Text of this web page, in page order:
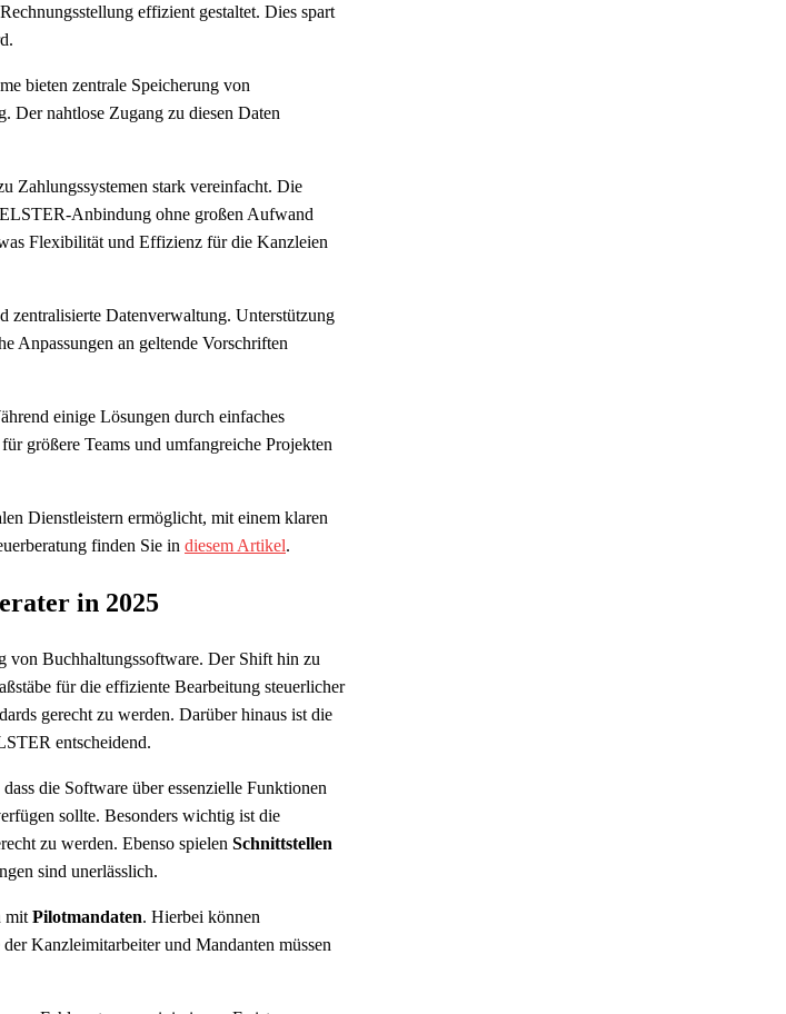
effizient gestaltet. Dies spart
bieten zentrale Speicherung von
Der nahtlose Zugang zu diesen Daten
Zahlungssystemen stark vereinfacht. Die
Anbindung ohne großen Aufwand
Flexibilität und Effizienz für die Kanzleien
zentralisierte Datenverwaltung. Unterstützung
Anpassungen an geltende Vorschriften
einige Lösungen durch einfaches
größere Teams und umfangreiche Projekten
Dienstleistern ermöglicht, mit einem klaren
finden Sie in diesem Artikel.
in 2025
von Buchhaltungssoftware. Der Shift hin zu
für die effiziente Bearbeitung steuerlicher
gerecht zu werden. Darüber hinaus ist die
entscheidend.
die Software über essenzielle Funktionen
sollte. Besonders wichtig ist die
zu werden. Ebenso spielen Schnittstellen
sind unerlässlich.
mitPilotmandaten. Hierbei können
Kanzleimitarbeiter und Mandanten müssen